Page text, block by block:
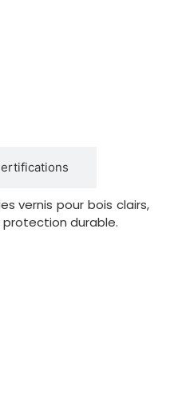
vernis pour bois clairs,
protection durable.